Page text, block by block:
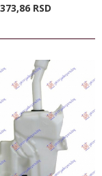
373,86 RSD